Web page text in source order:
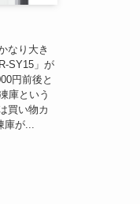
なり大き
SY15」が
円前後と
庫という
買い物カ
が...